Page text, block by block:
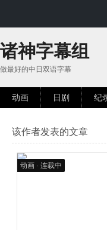
诸神字幕组
做最好的中日双语字幕
动画 日剧 纪
该作者发表的文章
动画 · 连载中